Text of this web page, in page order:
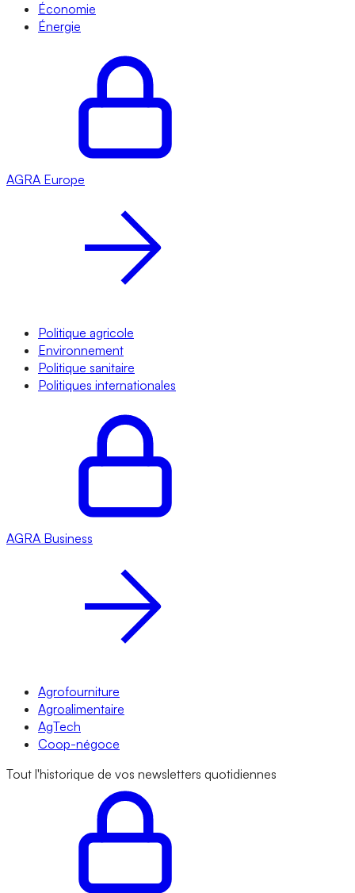
Économie
Énergie
AGRA Europe
Politique agricole
Environnement
Politique sanitaire
Politiques internationales
AGRA Business
Agrofourniture
Agroalimentaire
AgTech
Coop-négoce
Tout l'historique de vos newsletters quotidiennes